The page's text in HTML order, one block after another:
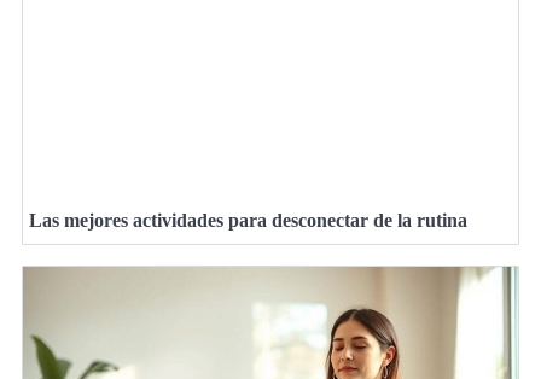
Las mejores actividades para desconectar de la rutina